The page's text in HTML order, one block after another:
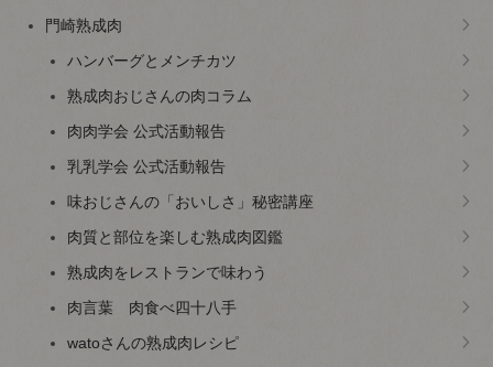
門崎熟成肉
ハンバーグとメンチカツ
熟成肉おじさんの肉コラム
肉肉学会 公式活動報告
乳乳学会 公式活動報告
味おじさんの「おいしさ」秘密講座
肉質と部位を楽しむ熟成肉図鑑
熟成肉をレストランで味わう
肉言葉 肉食べ四十八手
watoさんの熟成肉レシピ